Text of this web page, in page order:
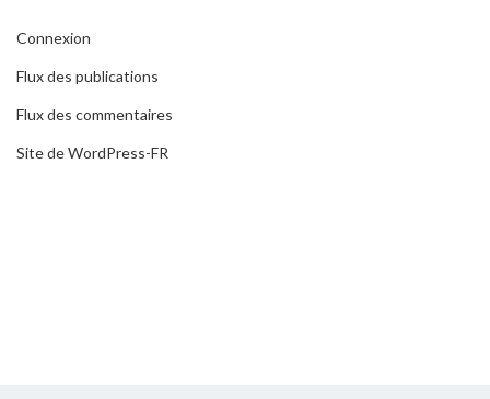
Connexion
Flux des publications
Flux des commentaires
Site de WordPress-FR